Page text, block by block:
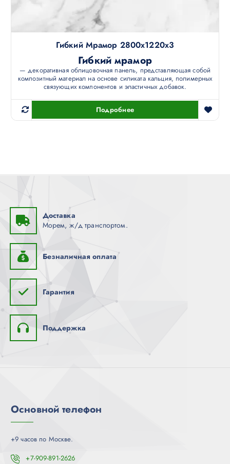
Гибкий Мрамор 2800х1220х3
Гибкий мрамор
— декоративная облицовочная панель, представляющая собой
композитный материал на основе силиката кальция, полимерных
связующих компонентов и эластичных добавок.
Подробнее
Доставка
Морем, ж/д транспортом.
Безналичная оплата
Гарантия
Поддержка
Основной телефон
+9 часов по Москве.
+7-909-891-2626